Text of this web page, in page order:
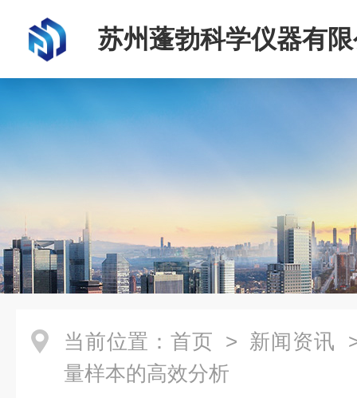
苏州蓬勃科学仪器有
当前位置： 首页 > 新闻资讯
量样本的高效分析